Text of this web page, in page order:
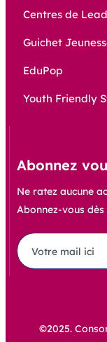
Centres de
Guichet
EduPop
Youth Friendly
Abonnez
Ne ratez aucune
Abonnez-vous dès
©2025.